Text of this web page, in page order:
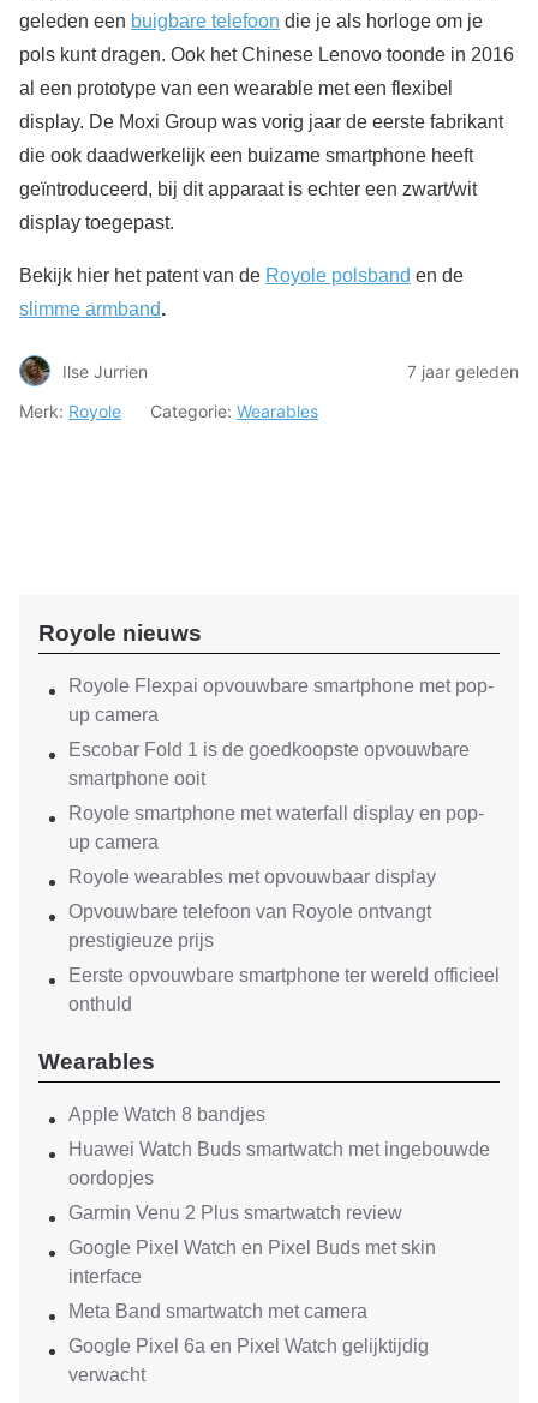
geleden een buigbare telefoon die je als horloge om je
pols kunt dragen. Ook het Chinese Lenovo toonde in 2016
al een prototype van een wearable met een flexibel
display. De Moxi Group was vorig jaar de eerste fabrikant
die ook daadwerkelijk een buizame smartphone heeft
geïntroduceerd, bij dit apparaat is echter een zwart/wit
display toegepast.
Bekijk hier het patent van de Royole polsband en de
slimme armband.
Ilse Jurrien
7 jaar geleden
Merk: Royole Categorie: Wearables
Royole nieuws
Royole Flexpai opvouwbare smartphone met pop-
up camera
Escobar Fold 1 is de goedkoopste opvouwbare
smartphone ooit
Royole smartphone met waterfall display en pop-
up camera
Royole wearables met opvouwbaar display
Opvouwbare telefoon van Royole ontvangt
prestigieuze prijs
Eerste opvouwbare smartphone ter wereld officieel
onthuld
Wearables
Apple Watch 8 bandjes
Huawei Watch Buds smartwatch met ingebouwde
oordopjes
Garmin Venu 2 Plus smartwatch review
Google Pixel Watch en Pixel Buds met skin
interface
Meta Band smartwatch met camera
Google Pixel 6a en Pixel Watch gelijktijdig
verwacht